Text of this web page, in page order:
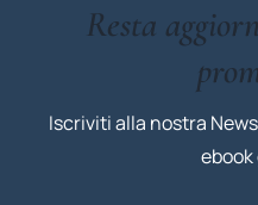
Resta
Iscriviti alla nostra